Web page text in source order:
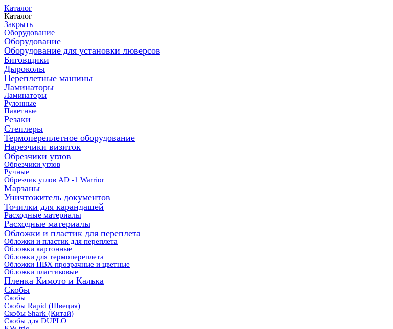
Каталог
Каталог
Закрыть
Оборудование
Оборудование
Оборудование для установки люверсов
Биговщики
Дыроколы
Переплетные машины
Ламинаторы
Ламинаторы
Рулонные
Пакетные
Резаки
Степлеры
Термопереплетное оборудование
Нарезчики визиток
Обрезчики углов
Обрезчики углов
Ручные
Обрезчик углов AD -1 Warrior
Марзаны
Уничтожитель документов
Точилки для карандашей
Расходные материалы
Расходные материалы
Обложки и пластик для переплета
Обложки и пластик для переплета
Обложки картонные
Обложки для термопереплета
Обложки ПВХ прозрачные и цветные
Обложки пластиковые
Пленка Кимото и Калька
Скобы
Скобы
Скобы Rapid (Швеция)
Скобы Shark (Китай)
Скобы для DUPLO